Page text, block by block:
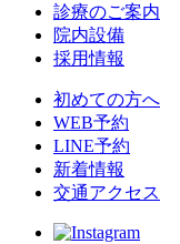
診療のご案内
院内設備
採用情報
初めての方へ
WEB予約
LINE予約
新着情報
交通アクセス